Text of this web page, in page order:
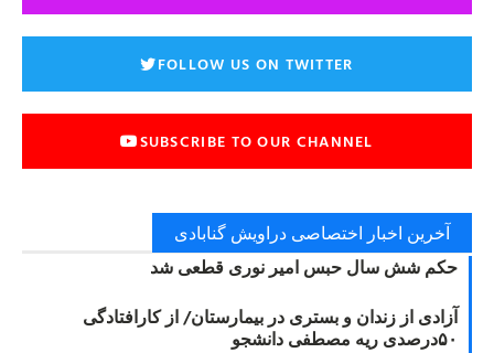
FOLLOW US ON TWITTER
SUBSCRIBE TO OUR CHANNEL
آخرین اخبار اختصاصی دراویش گنابادی
حکم شش سال حبس امیر نوری قطعی شد
آزادی از زندان و بستری در بیمارستان/ از کارافتادگی
۵۰درصدی ریه مصطفی دانشجو